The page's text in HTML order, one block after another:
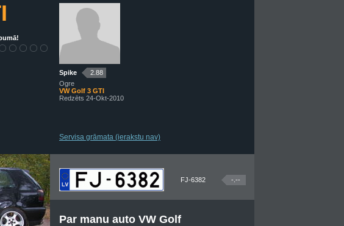
Spike
2.88
Ogre
VW Golf 3 GTI
Redzēts 24-Okt-2010
Servisa grāmata (ierakstu nav)
FJ-6382 -.--
Par manu auto VW Golf